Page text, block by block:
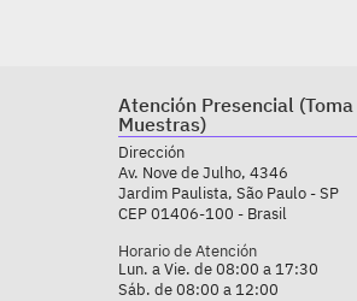
Atención Presencial
Muestras)
Dirección
Av. Nove de Julho, 4346
Jardim Paulista, São Paulo - SP
CEP 01406-100 - Brasil
Horario de Atención
Lun. a Vie. de 08:00 a 17:30
Sáb. de 08:00 a 12:00